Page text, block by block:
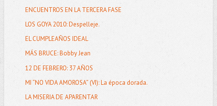
ENCUENTROS EN LA TERCERA FASE
LOS GOYA 2010: Despelleje.
EL CUMPLEAÑOS IDEAL
MÁS BRUCE: Bobby Jean
12 DE FEBRERO: 37 AÑOS
MI “NO VIDA AMOROSA” (VI): La época dorada.
LA MISERIA DE APARENTAR